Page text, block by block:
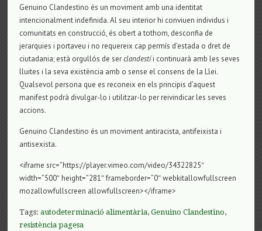
Genuino Clandestino és un moviment amb una identitat
intencionalment indefinida. Al seu interior hi conviuen individus i
comunitats en construcció, és obert a tothom, desconfia de
jerarquies i portaveu i no requereix cap permís d’estada o dret de
ciutadania; està orgullós de serclandestíi continuarà amb les seves
lluites i la seva existència amb o sense el consens de la Llei.
Qualsevol persona que es reconeix en els principis d’aquest
manifest podrà divulgar-lo i utilitzar-lo per reivindicar les seves
accions.
Genuino Clandestino és un moviment antiracista, antifeixista i
antisexista.
<iframe src=”https://player.vimeo.com/video/34322825″
width=”500″ height=”281″ frameborder=”0″ webkitallowfullscreen
mozallowfullscreen allowfullscreen></iframe>
Tags:autodeterminació alimentària,Genuino Clandestino,
resistència pagesa